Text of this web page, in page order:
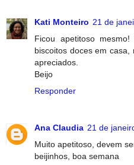
Kati Monteiro 21 de
Ficou apetitoso
biscoitos doces em
apreciados.
Beijo
Responder
Ana Claudia 21 de
Muito apetitoso, devem
beijinhos, boa semana